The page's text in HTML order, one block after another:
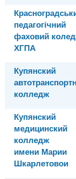
педагогічний
фаховий
ХГПА
Купянский
колледж
Купянский
медицинский
колледж
имени Марии
Шкарлетовои